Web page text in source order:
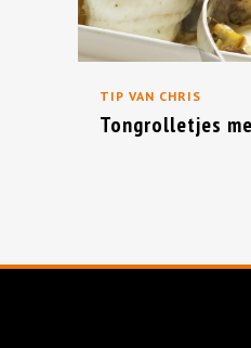
TIP VAN CHRIS
Tongrolletjes